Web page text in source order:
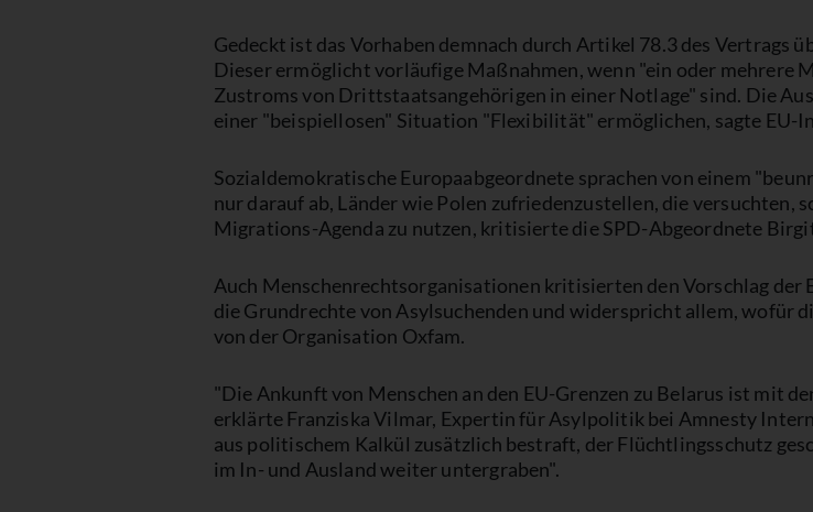
Gedeckt ist das Vorhaben demnach durch Artikel 78.3 des Vertrags
Dieser ermöglicht vorläufige Maßnahmen, wenn "ein oder mehrere
Zustroms von Drittstaatsangehörigen in einer Notlage" sind. Die
einer "beispiellosen" Situation "Flexibilität" ermöglichen, sagte EU-
Sozialdemokratische Europaabgeordnete sprachen von einem
nur darauf ab, Länder wie Polen zufriedenzustellen, die versuchten,
Migrations-Agenda zu nutzen, kritisierte die SPD-Abgeordnete
Auch Menschenrechtsorganisationen kritisierten den Vorschlag der
die Grundrechte von Asylsuchenden und widerspricht allem, wofür
von der Organisation Oxfam.
"Die Ankunft von Menschen an den EU-Grenzen zu Belarus ist mit
erklärte Franziska Vilmar, Expertin für Asylpolitik bei Amnesty
aus politischem Kalkül zusätzlich bestraft, der Flüchtlingsschutz
im In- und Ausland weiter untergraben".